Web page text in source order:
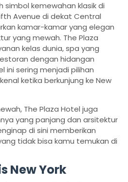
simbol kemewahan klasik di
Avenue di dekat Central
kamar-kamar yang elegan
yang mewah. The Plaza
kelas dunia, spa yang
dengan hidangan
ini sering menjadi pilihan
ketika berkunjung ke New
The Plaza Hotel juga
yang panjang dan arsitektur
di sini memberikan
tidak bisa kamu temukan di
New York